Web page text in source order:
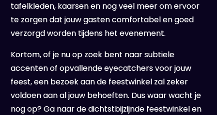
tafelkleden, kaarsen en nog veel meer om ervoor
te zorgen dat jouw gasten comfortabel en goed
verzorgd worden tijdens het evenement.
Kortom, of je nu op zoek bent naar subtiele
accenten of opvallende eyecatchers voor jouw
feest, een bezoek aan de feestwinkel zal zeker
voldoen aan al jouw behoeften. Dus waar wacht je
nog op? Ga naar de dichtstbijzijnde feestwinkel en